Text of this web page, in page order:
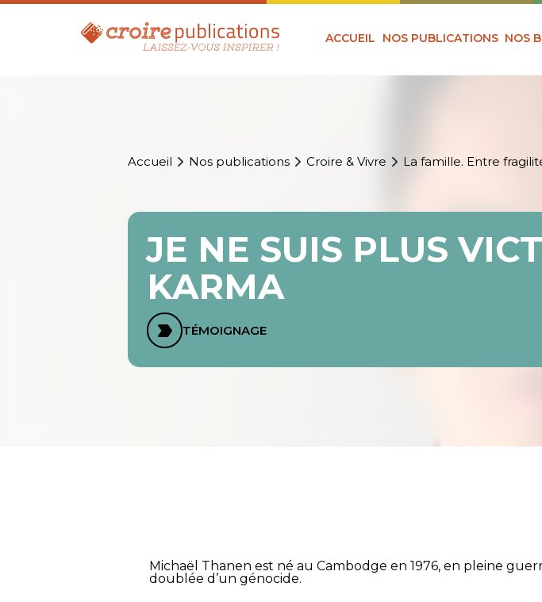
ACCUEIL NOS PUBLICATIONS NOS
Accueil Nos publications Croire & Vivre La famille. Entre
JE NE SUIS PLUS
KARMA
TÉMOIGNAGE
Michaël Thanen est né au Cambodge en 1976, en pleine
doublée d’un génocide.